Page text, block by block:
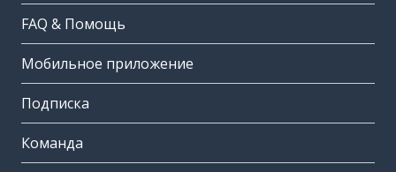
FAQ & Помощь
Мобильное приложение
Подписка
Команда